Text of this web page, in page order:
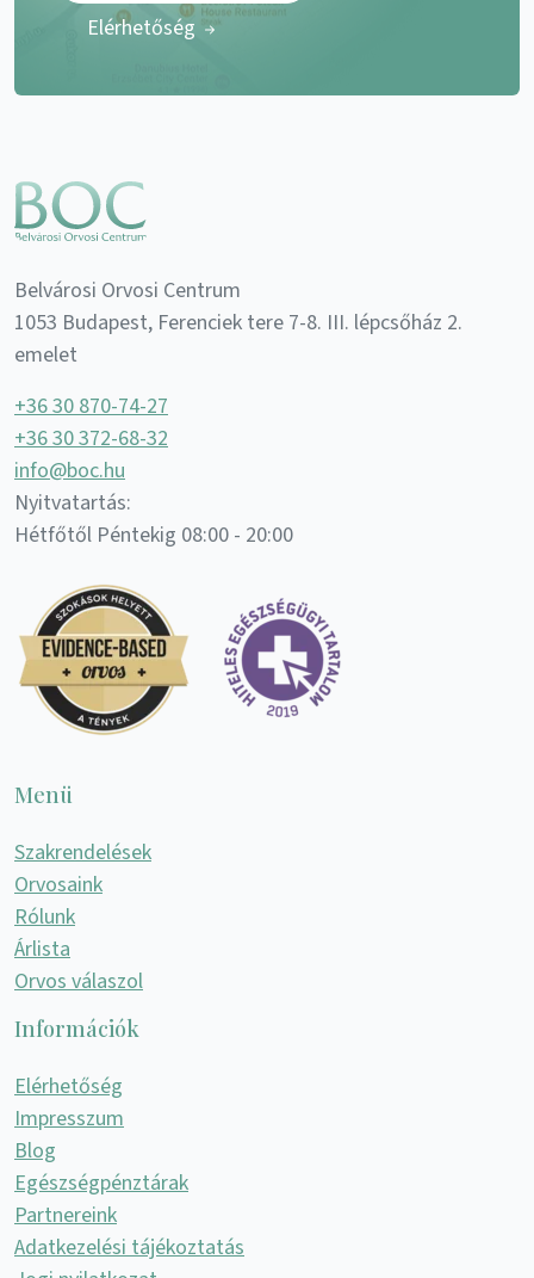
Elérhetőség
Belvárosi Orvosi Centrum
1053 Budapest, Ferenciek tere 7-8. III. lépcsőház 2.
emelet
+36 30 870-74-27
+36 30 372-68-32
info@boc.hu
Nyitvatartás:
Hétfőtől Péntekig 08:00 - 20:00
Menü
Szakrendelések
Orvosaink
Rólunk
Árlista
Orvos válaszol
Információk
Elérhetőség
Impresszum
Blog
Egészségpénztárak
Partnereink
Adatkezelési tájékoztatás